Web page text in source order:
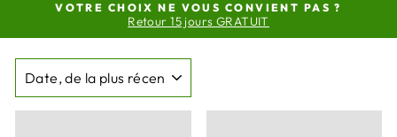
Diaporama
Pause
VOTRE CHOIX NE VOUS CONVIENT PAS ?
Retour 15 jours GRATUIT